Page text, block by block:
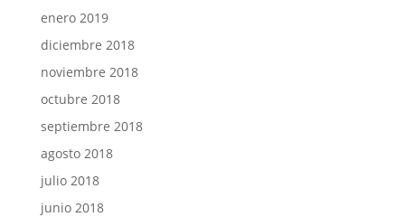
enero 2019
diciembre 2018
noviembre 2018
octubre 2018
septiembre 2018
agosto 2018
julio 2018
junio 2018